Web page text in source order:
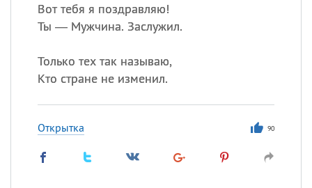
Вот тебя я поздравляю!
Ты — Мужчина. Заслужил.
Только тех так называю,
Кто стране не изменил.
Открытка 90